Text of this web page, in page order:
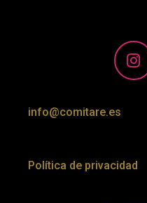
info@comitare.es
Política de privacidad